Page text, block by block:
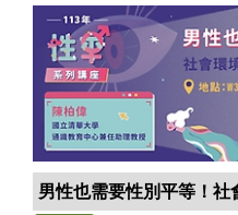
男性也需要性別平等！社